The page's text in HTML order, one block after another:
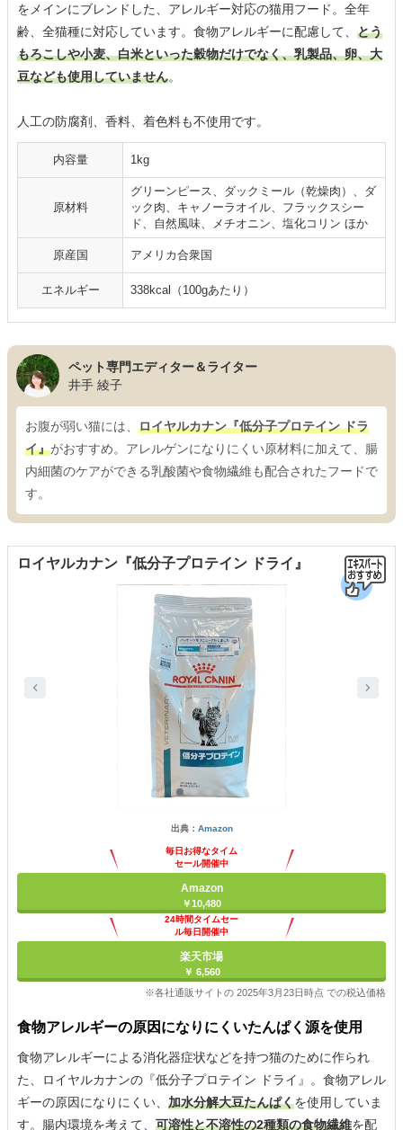
をメインにブレンドした、アレルギー対応の猫用フード。全年
齢、全猫種に対応しています。食物アレルギーに配慮して、 とう
もろこしや小麦、白米といった穀物だけでなく、乳製品、卵、大
豆なども使用していません。
人工の防腐剤、香料、着色料も不使用です。
内容量 1kg
原材料
グリーンピース、ダックミール（乾燥肉）、ダ
ック肉、キャノーラオイル、フラックスシー
ド、自然風味、メチオニン、塩化コリン ほか
原産国 アメリカ合衆国
エネルギー 338kcal（100gあたり）
ペット専門エディター＆ライター
井手 綾子
お腹が弱い猫には、 ロイヤルカナン『低分子プロテイン ドラ
イ』がおすすめ。アレルゲンになりにくい原材料に加えて、腸
内細菌のケアができる乳酸菌や食物繊維も配合されたフードで
す。
ロイヤルカナン『低分子プロテイン ドライ』
出典： Amazon
毎日お得なタイム
セール開催中
Amazon
￥10,480
24時間タイムセー
ル毎日開催中
楽天市場
￥ 6,560
※各社通販サイトの 2025年3月23日時点 での税込価格
食物アレルギーの原因になりにくいたんぱく源を使用
食物アレルギーによる消化器症状などを持つ猫のために作られ
た、ロイヤルカナンの『低分子プロテイン ドライ』。食物アレル
ギーの原因になりにくい、 加水分解大豆たんぱくを使用していま
す。腸内環境を考えて、 可溶性と不溶性の2種類の食物繊維を配